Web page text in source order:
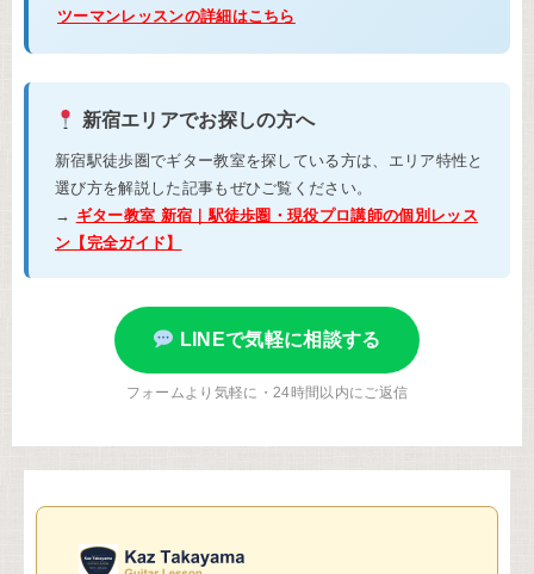
ツーマンレッスンの詳細はこちら
新宿エリアでお探しの方へ
新宿駅徒歩圏でギター教室を探している方は、エリア特性と
選び方を解説した記事もぜひご覧ください。
→ ギター教室 新宿｜駅徒歩圏・現役プロ講師の個別レッス
ン【完全ガイド】
LINEで気軽に相談する
フォームより気軽に・24時間以内にご返信